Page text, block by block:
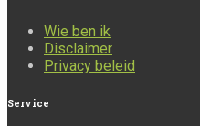
Wie ben ik
Disclaimer
Privacy beleid
Service